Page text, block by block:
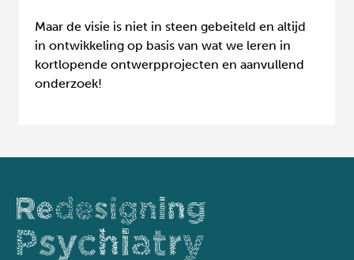
Maar de visie is niet in steen gebeiteld en altijd
in ontwikkeling op basis van wat we leren in
kortlopende ontwerpprojecten en aanvullend
onderzoek!